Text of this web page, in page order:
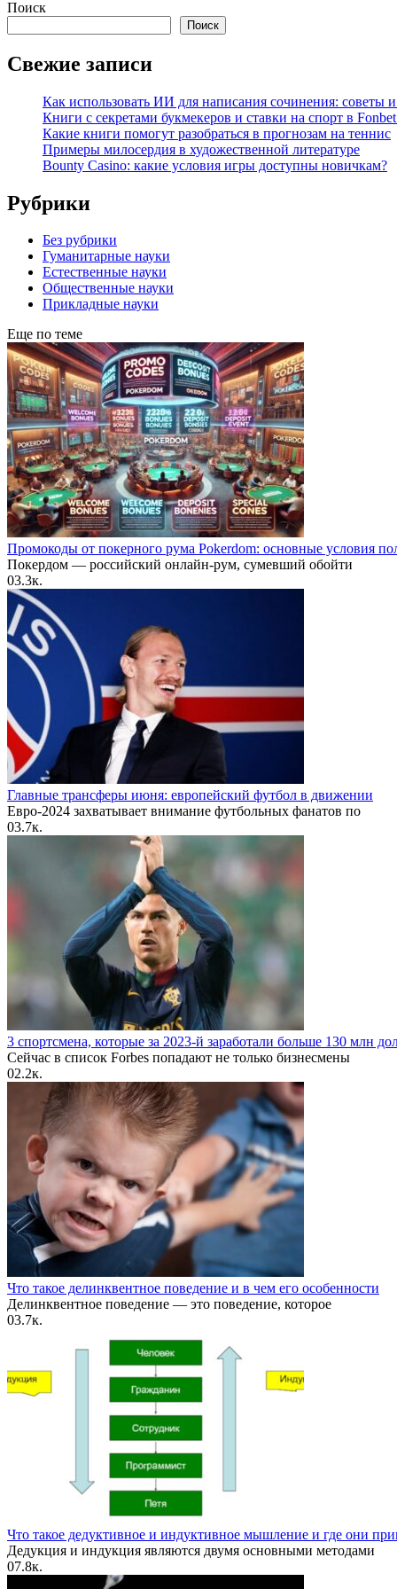
Поиск
Поиск
Свежие записи
Как использовать ИИ для написания сочинения: советы
Книги с секретами букмекеров и ставки на спорт в
Какие книги помогут разобраться в прогнозам на теннис
Примеры милосердия в художественной литературе
Bounty Casino: какие условия игры доступны новичкам?
Рубрики
Без рубрики
Гуманитарные науки
Естественные науки
Общественные науки
Прикладные науки
Еще по теме
Промокоды от покерного рума Pokerdom: основные условия
Покердом — российский онлайн-рум, сумевший обойти
03.3к.
Главные трансферы июня: европейский футбол в движении
Евро-2024 захватывает внимание футбольных фанатов по
03.7к.
3 спортсмена, которые за 2023-й заработали больше 130 млн
Сейчас в список Forbes попадают не только бизнесмены
02.2к.
Что такое делинквентное поведение и в чем его особенности
Делинквентное поведение — это поведение, которое
03.7к.
Что такое дедуктивное и индуктивное мышление и где они
Дедукция и индукция являются двумя основными методами
07.8к.